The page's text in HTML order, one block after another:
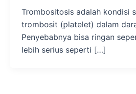
Trombositosis adalah kondisi
trombosit (platelet) dalam
Penyebabnya bisa ringan
lebih serius seperti […]